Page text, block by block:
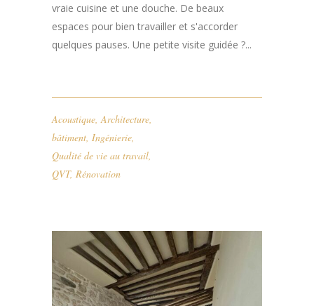
vraie cuisine et une douche. De beaux
espaces pour bien travailler et s'accorder
quelques pauses. Une petite visite guidée ?...
Acoustique Architecture
bâtiment Ingénierie
Qualité de vie au travail
QVT, Rénovation